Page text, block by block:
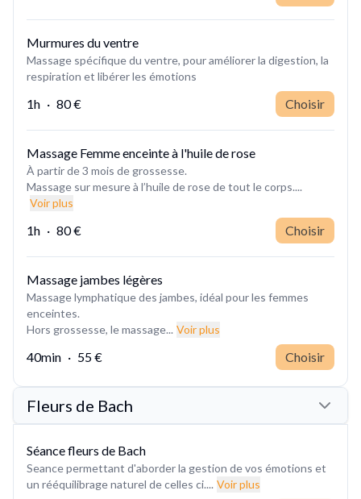
Murmures du ventre
Massage spécifique du ventre, pour améliorer la digestion, la
respiration et libérer les émotions
1h · 80 € Choisir
Massage Femme enceinte à l'huile de rose
À partir de 3 mois de grossesse.
Massage sur mesure à l’huile de rose de tout le corps....
Voir plus
1h · 80 € Choisir
Massage jambes légères
Massage lymphatique des jambes, idéal pour les femmes
enceintes.
Hors grossesse, le massage... Voir plus
40min · 55 € Choisir
Fleurs de Bach
Séance fleurs de Bach
Seance permettant d'aborder la gestion de vos émotions et
un rééquilibrage naturel de celles ci.... Voir plus